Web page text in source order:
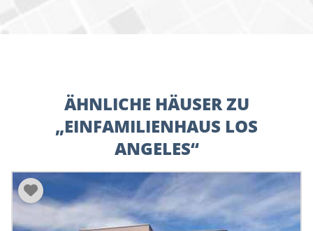
ÄHNLICHE HÄUSER ZU
„EINFAMILIENHAUS LOS
ANGELES“